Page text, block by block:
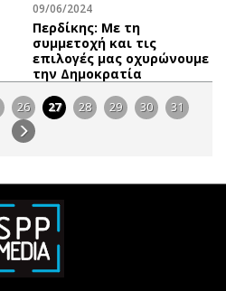
09/06/2024
Περδίκης: Με τη
συμμετοχή και τις
επιλογές μας οχυρώνουμε
την Δημοκρατία
26 27 28 29 30 31